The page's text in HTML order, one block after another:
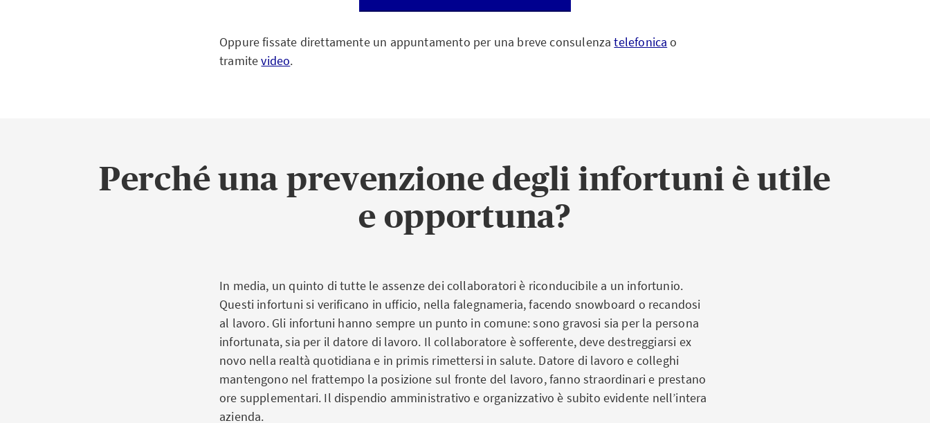
Oppure fissate direttamente un appuntamento per una breve consulenzatelefonica o
tramitevideo.
Perché una prevenzione degli infortuni è utile
e opportuna?
In media, un quinto di tutte le assenze dei collaboratori è riconducibile a un infortunio.
Questi infortuni si verificano in ufficio, nella falegnameria, facendo snowboard o recandosi
al lavoro. Gli infortuni hanno sempre un punto in comune: sono gravosi sia per la persona
infortunata, sia per il datore di lavoro. Il collaboratore è sofferente, deve destreggiarsi ex
novo nella realtà quotidiana e in primis rimettersi in salute. Datore di lavoro e colleghi
mantengono nel frattempo la posizione sul fronte del lavoro, fanno straordinari e prestano
ore supplementari. Il dispendio amministrativo e organizzativo è subito evidente nell’intera
azienda.